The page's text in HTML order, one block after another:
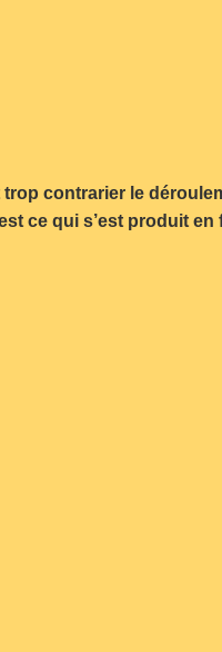
contrarier le
ce qui s’est produit